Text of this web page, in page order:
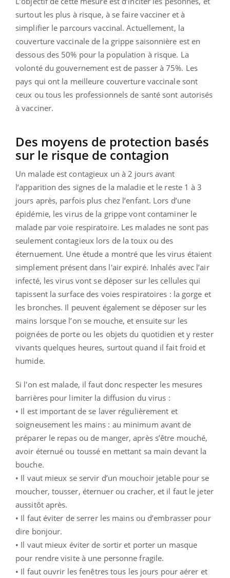
surtout les plus à risque, à se faire vacciner et à
simplifier le parcours vaccinal. Actuellement, la
couverture vaccinale de la grippe saisonnière est en
dessous des 50% pour la population à risque. La
volonté du gouvernement est de passer à 75%. Les
pays qui ont la meilleure couverture vaccinale sont
ceux ou tous les professionnels de santé sont autorisés
à vacciner.
Des moyens de protection basés
sur le risque de contagion
Un malade est contagieux un à 2 jours avant
l’apparition des signes de la maladie et le reste 1 à 3
jours après, parfois plus chez l’enfant. Lors d’une
épidémie, les virus de la grippe vont contaminer le
malade par voie respiratoire. Les malades ne sont pas
seulement contagieux lors de la toux ou des
éternuement. Une étude a montré que les virus étaient
simplement présent dans l'air expiré. Inhalés avec l’air
infecté, les virus vont se déposer sur les cellules qui
tapissent la surface des voies respiratoires : la gorge et
les bronches. Il peuvent également se déposer sur les
mains lorsque l’on se mouche, et ensuite sur les
poignées de porte ou les objets du quotidien et y rester
vivants quelques heures, surtout quand il fait froid et
humide.
Si l'on est malade, il faut donc respecter les mesures
barrières pour limiter la diffusion du virus :
• Il est important de se laver régulièrement et
soigneusement les mains : au minimum avant de
préparer le repas ou de manger, après s’être mouché,
avoir éternué ou toussé en mettant sa main devant la
bouche.
• Il vaut mieux se servir d’un mouchoir jetable pour se
moucher, tousser, éternuer ou cracher, et il faut le jeter
aussitôt après.
• Il faut éviter de serrer les mains ou d’embrasser pour
dire bonjour.
• Il vaut mieux éviter de sortir et porter un masque
pour rendre visite à une personne fragile.
• Il faut ouvrir les fenêtres tous les jours pour aérer et